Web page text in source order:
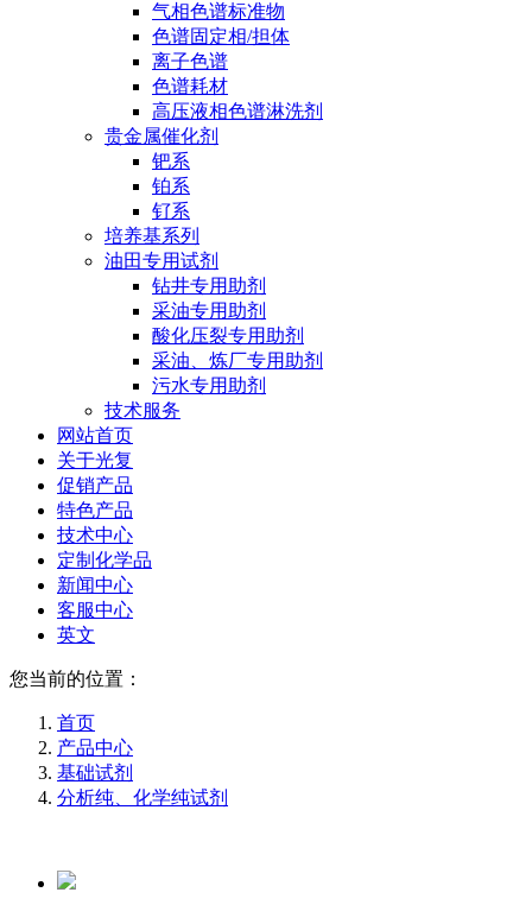
气相色谱标准物
色谱固定相/担体
离子色谱
色谱耗材
高压液相色谱淋洗剂
贵金属催化剂
钯系
铂系
钌系
培养基系列
油田专用试剂
钻井专用助剂
采油专用助剂
酸化压裂专用助剂
采油、炼厂专用助剂
污水专用助剂
技术服务
网站首页
关于光复
促销产品
特色产品
技术中心
定制化学品
新闻中心
客服中心
英文
您当前的位置：
首页
产品中心
基础试剂
分析纯、化学纯试剂